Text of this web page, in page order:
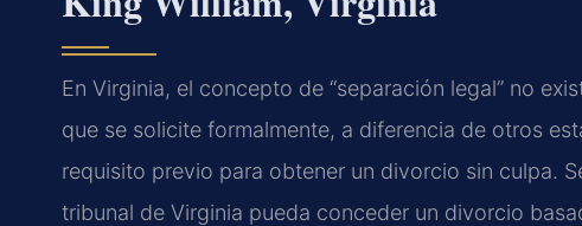
En Virginia, el concepto de “separación legal” no
que se solicite formalmente, a diferencia de otros
requisito previo para obtener un divorcio sin culpa.
tribunal de Virginia pueda conceder un divorcio